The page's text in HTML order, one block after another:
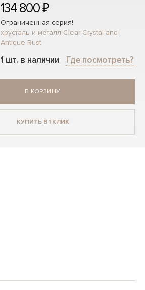
134 800 ₽
Ограниченная серия!
хрусталь и металл Clear Crystal and
Antique Rust
1 шт. в наличии Где посмотреть?
В КОРЗИНУ
КУПИТЬ В 1 КЛИК